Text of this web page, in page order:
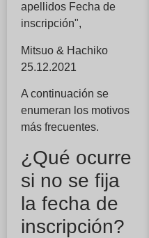
apellidos Fecha de
inscripción",
Mitsuo & Hachiko
25.12.2021
A continuación se
enumeran los motivos
más frecuentes.
¿Qué ocurre
si no se fija
la fecha de
inscripción?